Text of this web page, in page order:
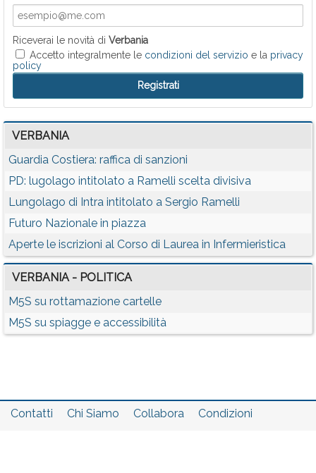
Riceverai le novità di Verbania
Accetto integralmente le condizioni del servizio e la privacy
policy
VERBANIA
Guardia Costiera: raffica di sanzioni
PD: lugolago intitolato a Ramelli scelta divisiva
Lungolago di Intra intitolato a Sergio Ramelli
Futuro Nazionale in piazza
Aperte le iscrizioni al Corso di Laurea in Infermieristica
VERBANIA - POLITICA
M5S su rottamazione cartelle
M5S su spiagge e accessibilità
Contatti Chi Siamo Collabora
Condizioni